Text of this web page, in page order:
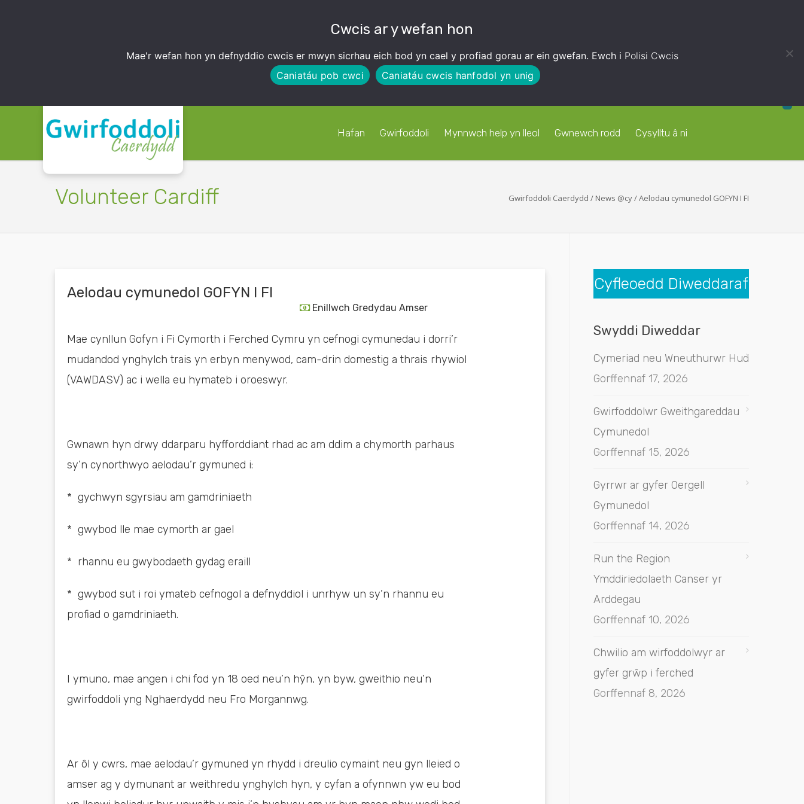
Cwcis ar y wefan hon
Mae'r wefan hon yn defnyddio cwcis er mwyn sicrhau eich bod yn cael y profiad gorau ar ein gwefan. Ewch i Polisi Cwcis
Caniatáu pob cwci
Caniatáu cwcis hanfodol yn unig
Hafan Gwirfoddoli Mynnwch help yn lleol Gwnewch rodd Cysylltu â ni
Volunteer Cardiff Gwirfoddoli Caerdydd / News @cy/Aelodau cymunedol GOFYN I FI
Aelodau cymunedol GOFYN I FI
Enillwch Gredydau Amser
Mae cynllun Gofyn i Fi Cymorth i Ferched Cymru yn cefnogi cymunedau i dorri’r
mudandod ynghylch trais yn erbyn menywod, cam-drin domestig a thrais rhywiol
(VAWDASV) ac i wella eu hymateb i oroeswyr.
Gwnawn hyn drwy ddarparu hyfforddiant rhad ac am ddim a chymorth parhaus
sy’n cynorthwyo aelodau’r gymuned i:
* gychwyn sgyrsiau am gamdriniaeth
* gwybod lle mae cymorth ar gael
* rhannu eu gwybodaeth gydag eraill
* gwybod sut i roi ymateb cefnogol a defnyddiol i unrhyw un sy’n rhannu eu
profiad o gamdriniaeth.
I ymuno, mae angen i chi fod yn 18 oed neu’n hŷn, yn byw, gweithio neu’n
gwirfoddoli yng Nghaerdydd neu Fro Morgannwg.
Ar ôl y cwrs, mae aelodau’r gymuned yn rhydd i dreulio cymaint neu gyn lleied o
amser ag y dymunant ar weithredu ynghylch hyn, y cyfan a ofynnwn yw eu bod
Cyfleoedd Diweddaraf
Swyddi Diweddar
Cymeriad neu Wneuthurwr Hud
Gorffennaf 17, 2026
Gwirfoddolwr Gweithgareddau
Cymunedol
Gorffennaf 15, 2026
Gyrrwr ar gyfer Oergell
Gymunedol
Gorffennaf 14, 2026
Run the Region
Ymddiriedolaeth Canser yr
Arddegau
Gorffennaf 10, 2026
Chwilio am wirfoddolwyr ar
gyfer grŵp i ferched
Gorffennaf 8, 2026